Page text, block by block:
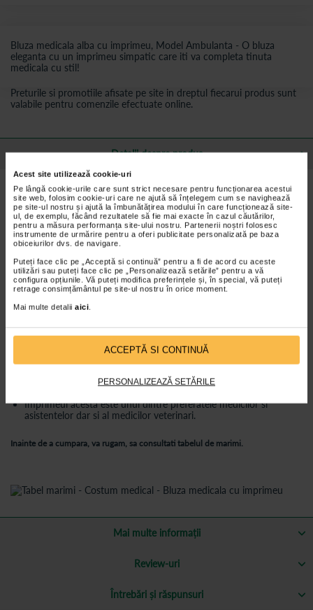
Acest site utilizează cookie-uri
Pe lângă cookie-urile care sunt strict necesare pentru funcționarea acestui
site web, folosim cookie-uri care ne ajută să înțelegem cum se navighează
pe site-ul nostru și ajută la îmbunătățirea modului în care funcționează site-
ul, de exemplu, făcând rezultatele să fie mai exacte în cazul căutărilor,
pentru a măsura performanța site-ului nostru. Partenerii noștri folosesc
instrumente de urmărire pentru a oferi publicitate personalizată pe baza
obiceiurilor dvs. de navigare.
Puteți face clic pe „Acceptă si continuă” pentru a fi de acord cu aceste
utilizări sau puteți face clic pe „Personalizează setările” pentru a vă
configura opțiunile. Vă puteți modifica preferințele și, în special, vă puteți
retrage consimțământul pe site-ul nostru în orice moment.
Mai multe detalii aici
ACCEPTĂ SI CONTINUĂ
PERSONALIZEAZĂ SETĂRILE
Bluza medicala alba cu imprimeu, Model Ambulanta - O bluza
eleganta cu un imprimeu simpatic care iti va completa tinuta
medicala cu stil!
Preturile si promotiile afisate pe site in dreptul fiecarui produs sunt
valabile pentru comenzile efectuate online.
Detalii despre produs
Caracteristici Bluza medicala kimono alb cu
imprimeu, Model Ambulanta
Bluza medicala alba cu imprimeu Ambulanta, tip kimono este
regular fit, are guler cu anchior (in V), maneci scurte de tip
manseta, fante laterale, este usor cambrata si are o lungime pana
la nivelul soldurilor.
Iti evidentieaza talia prin strangerea cordonului la spate.
Aceasta bluza medicala are doua buzunare generoase, in care iti
poti tine telefonul, stetoscopul, agenda si alte obiecte
Este confectionata din materiale textile de inalta calitate.
Are o tesatura subtire, usor de intretinut, iar culorile vii ale
imprimeului rezista foarte bine la spalari repetate.
Bluza este usor de imbracat si de purtat.
Imprimeul acesta este unul dintre preferatele medicilor si
asistentelor dar si al medicilor veterinari.
Inainte de a cumpara, va rugam, sa consultati tabelul de marimi.
Mai multe informații
Review-uri
Întrebări și răspunsuri